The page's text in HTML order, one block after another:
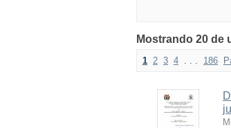
Mostrando 20 de
1 2 3 4 . . . 186